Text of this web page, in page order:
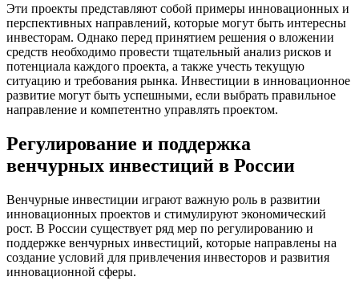
Эти проекты представляют собой примеры инновационных и
перспективных направлений, которые могут быть интересны
инвесторам. Однако перед принятием решения о вложении
средств необходимо провести тщательный анализ рисков и
потенциала каждого проекта, а также учесть текущую
ситуацию и требования рынка. Инвестиции в инновационное
развитие могут быть успешными, если выбрать правильное
направление и компетентно управлять проектом.
Регулирование и поддержка
венчурных инвестиций в России
Венчурные инвестиции играют важную роль в развитии
инновационных проектов и стимулируют экономический
рост. В России существует ряд мер по регулированию и
поддержке венчурных инвестиций, которые направлены на
создание условий для привлечения инвесторов и развития
инновационной сферы.